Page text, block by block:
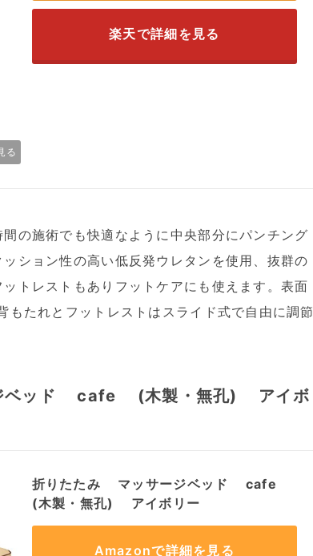
る
楽天で詳細を見る
の施術でも快適なように中央部分にパンチング
ション性の高い低反発ウレタンを使用、抜群の
トレストもありフットケアにも使えます。表面
たれとフットレストはスライド式で自由に調節
ベッド cafe (木製・無孔) アイボ
折りたたみ マッサージベッド cafe
(木製・無孔) アイボリー
Amazonで詳細を見る